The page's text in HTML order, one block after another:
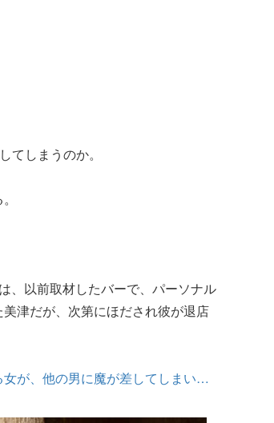
てしまうのか。
、以前取材したバーで、パーソナル
津だが、次第にほだされ彼が退店
女が、他の男に魔が差してしまい…